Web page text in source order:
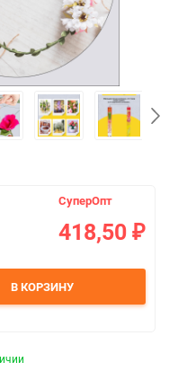
СуперОпт
418,50 ₽
В КОРЗИНУ